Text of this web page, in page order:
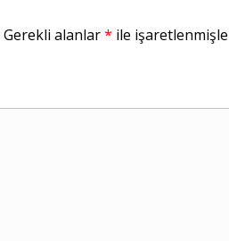
Gerekli alanlar* ile